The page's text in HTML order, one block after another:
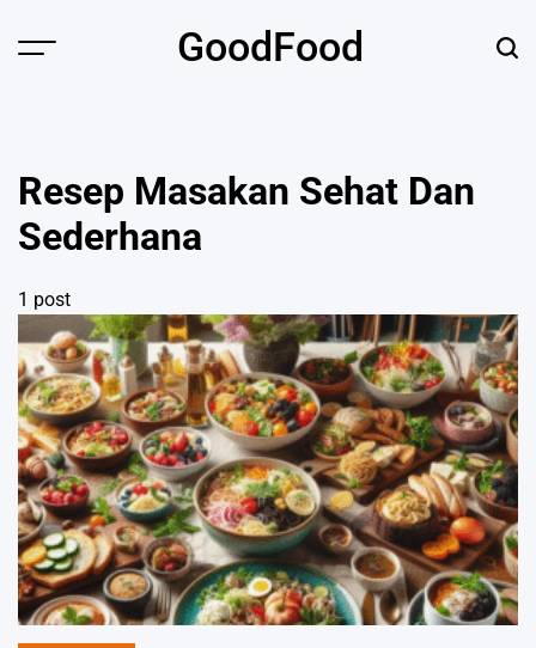
Menu GoodFood
Resep Masakan Sehat Dan
Sederhana
1 post